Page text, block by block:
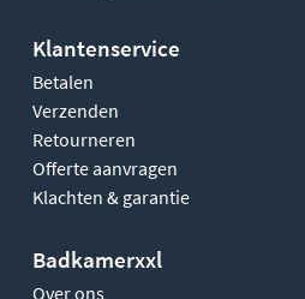
Klantenservice
Betalen
Verzenden
Retourneren
Offerte aanvragen
Klachten & garantie
Badkamerxxl
Over ons